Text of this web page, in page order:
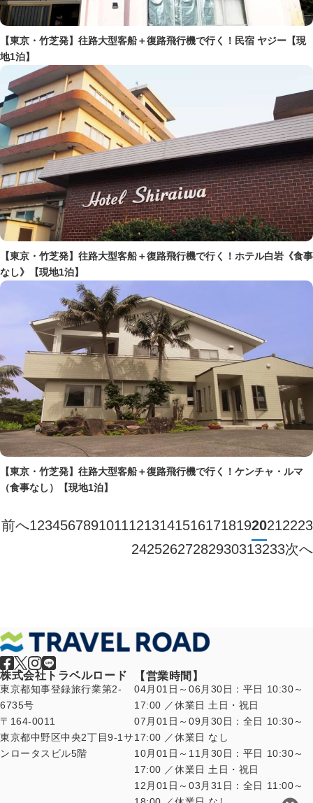
【東京・竹芝発】往路大型客船＋復路飛行機で行く！民宿 ヤジー【現
地1泊】
【東京・竹芝発】往路大型客船＋復路飛行機で行く！ホテル白岩《食事
なし》【現地1泊】
【東京・竹芝発】往路大型客船＋復路飛行機で行く！ケンチャ・ルマ
（食事なし）【現地1泊】
ペ
前へ1234567891011121314151617181920212223
24252627282930313233次へ
株式会社トラベルロード
東京都知事登録旅行業第2-
6735号
〒164-0011
東京都中野区中央2丁目9-1サ
ンロータスビル5階
【営業時間】
04月01日～06月30日：平日 10:30～
17:00 ／休業日 土日・祝日
07月01日～09月30日：全日 10:30～
17:00 ／休業日 なし
10月01日～11月30日：平日 10:30～
17:00 ／休業日 土日・祝日
12月01日～03月31日：全日 11:00～